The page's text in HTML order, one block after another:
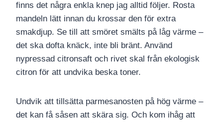
finns det några enkla knep jag alltid följer. Rosta
mandeln lätt innan du krossar den för extra
smakdjup. Se till att smöret smälts på låg värme –
det ska dofta knäck, inte bli bränt. Använd
nypressad citronsaft och rivet skal från ekologisk
citron för att undvika beska toner.
Undvik att tillsätta parmesanosten på hög värme –
det kan få såsen att skära sig. Och kom ihåg att